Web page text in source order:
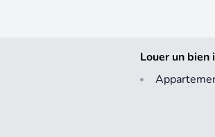
Louer un